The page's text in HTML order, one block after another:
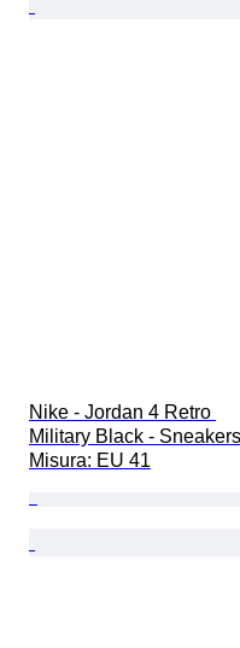
Nike - Jordan 4 Retro
Military Black -
Misura: EU 41